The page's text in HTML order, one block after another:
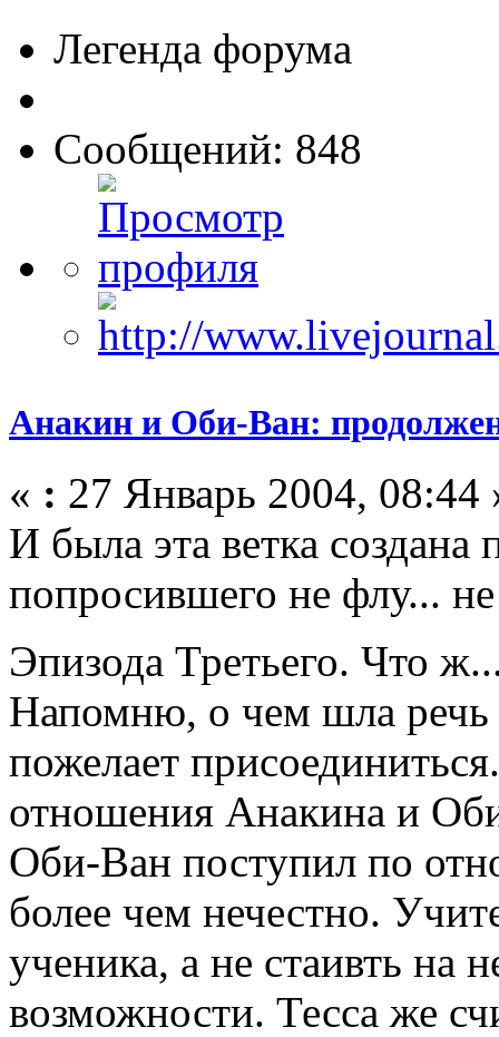
Легенда форума
Сообщений: 848
Анакин и Оби-Ван:
« : 27 Январь 2004, 08:44
И была эта ветка
попросившего не флу...
Эпизода Третьего. Что
Напомню, о чем шла речь
пожелает
отношения Анакина и
Оби-Ван поступил по
более чем нечестно.
ученика, а не стаивть на
возможности. Тесса же